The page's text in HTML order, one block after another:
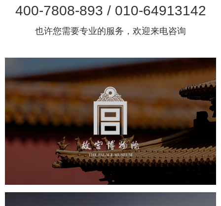
400-7808-893 / 010-64913142
也许您需要专业的服务，欢迎来电咨询
故宫博物院
文化艺术 博物馆 智慧博物馆
博物馆网站建设
景区网站建设
文创商城 万能专题 网站代运营